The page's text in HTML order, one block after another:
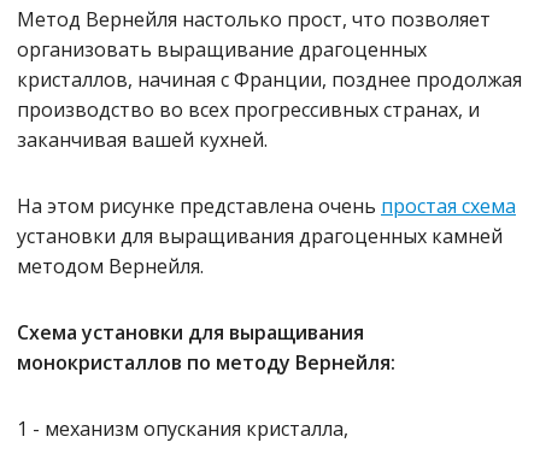
Метод Вернейля настолько прост, что позволяет
организовать выращивание драгоценных
кристаллов, начиная с Франции, позднее продолжая
производство во всех прогрессивных странах, и
заканчивая вашей кухней.
На этом рисунке представлена очень простая схема
установки для выращивания драгоценных камней
методом Вернейля.
Схема установки для выращивания
монокристаллов по методу Вернейля:
1 - механизм опускания кристалла,